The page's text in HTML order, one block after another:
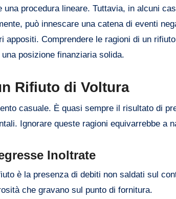
una procedura lineare. Tuttavia, in alcuni
può innescare una catena di eventi
appositi. Comprendere le ragioni di un
posizione finanziaria solida.
Rifiuto di Voltura
casuale. È quasi sempre il risultato di
Ignorare queste ragioni equivarrebbe a
Inoltrate
è la presenza di debiti non saldati sul
che gravano sul punto di fornitura.